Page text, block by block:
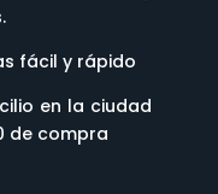
fácil y rápido
en la ciudad
de compra